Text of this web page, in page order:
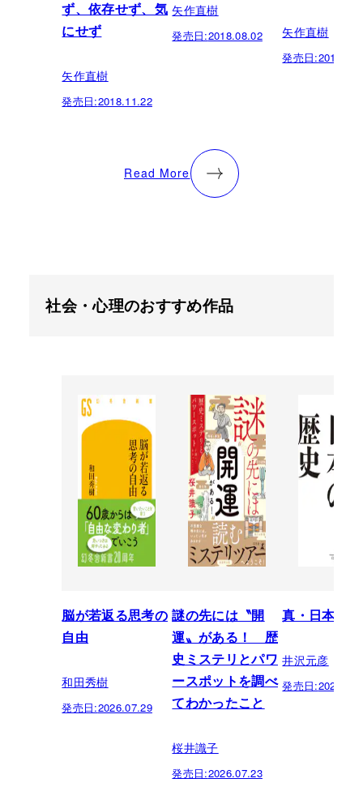
ず、依存せず、気
にせず
矢作直樹
発売日:2018.11.22
矢作直樹
発売日:2018.08.02 矢作直樹
発売日:
Read More
社会・心理のおすすめ作品
脳が若返る思考の
自由
和田秀樹
発売日:2026.07.29
謎の先には〝開
運〟がある！ 歴
史ミステリとパワ
ースポットを調べ
てわかったこと
桜井識子
発売日:2026.07.23
真・日本の
井沢元彦
発売日: